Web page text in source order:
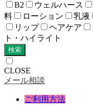
B2
ウェルハース
料
ローション 乳液
リップ
ヘアケア
ト・ハイライト
検索
CLOSE
メール相談
ご利用方法